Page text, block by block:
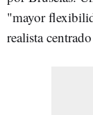
"mayor
realista